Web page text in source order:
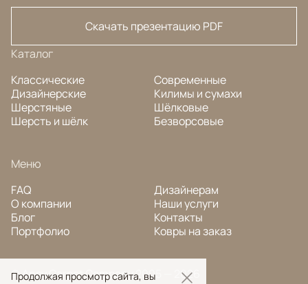
Скачать презентацию PDF
Каталог
Классические
Дизайнерские
Шерстяные
Шерсть и шёлк
Современные
Килимы и сумахи
Шёлковые
Безворсовые
Меню
FAQ
О компании
Блог
Портфолио
Дизайнерам
Наши услуги
Контакты
Ковры на заказ
© Ansy Carpet Company 2005 — 2026
Продолжая просмотр сайта, вы